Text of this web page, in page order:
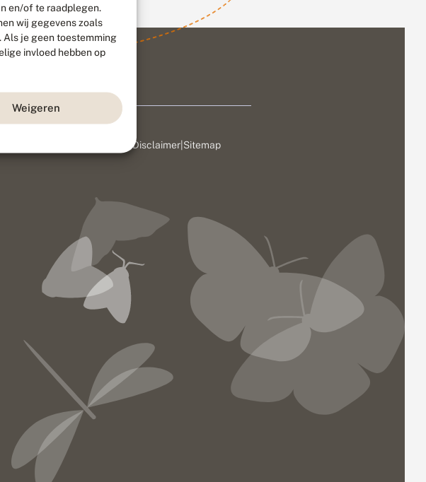
en/of te raadplegen.
wij gegevens zoals
Als je geen toestemming
invloed hebben op
Weigeren
Disclaimer Sitemap